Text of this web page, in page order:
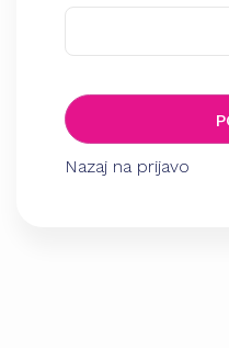
Nazaj na prijavo